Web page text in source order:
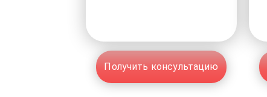
Получить консультацию